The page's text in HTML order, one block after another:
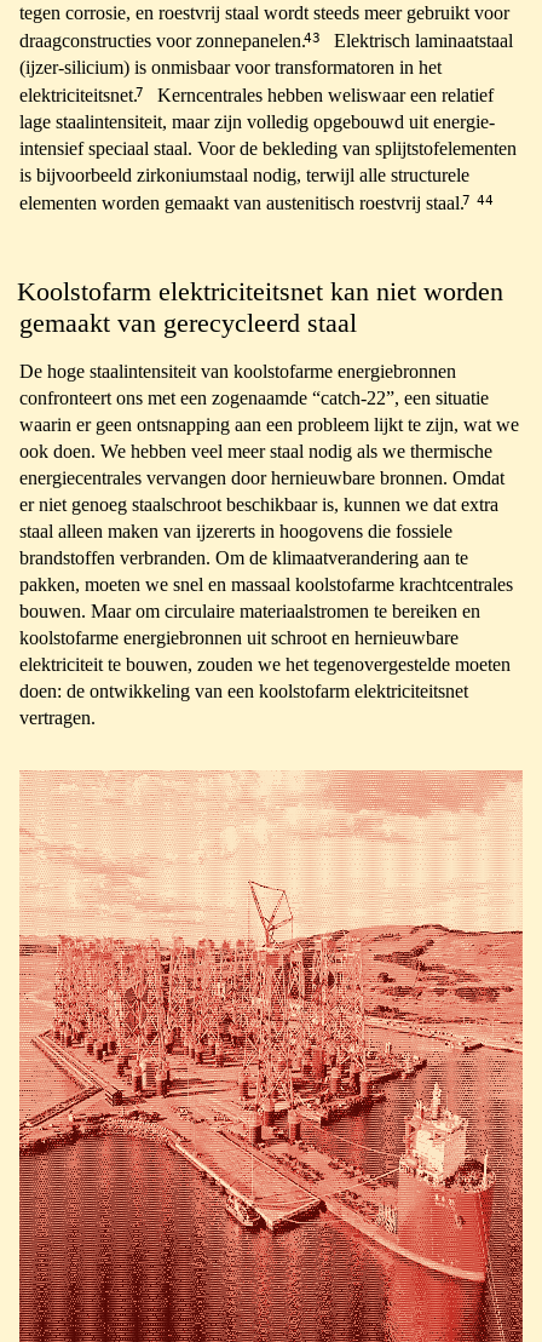
tegen corrosie, en roestvrij staal wordt steeds meer gebruikt voor
draagconstructies voor zonnepanelen.43
Elektrisch laminaatstaal
(ijzer-silicium) is onmisbaar voor transformatoren in het
elektriciteitsnet.7
Kerncentrales hebben weliswaar een relatief
lage staalintensiteit, maar zijn volledig opgebouwd uit energie-
intensief speciaal staal. Voor de bekleding van splijtstofelementen
is bijvoorbeeld zirkoniumstaal nodig, terwijl alle structurele
elementen worden gemaakt van austenitisch roestvrij staal.7 44
Koolstofarm elektriciteitsnet kan niet worden
gemaakt van gerecycleerd staal
De hoge staalintensiteit van koolstofarme energiebronnen
confronteert ons met een zogenaamde “catch-22”, een situatie
waarin er geen ontsnapping aan een probleem lijkt te zijn, wat we
ook doen. We hebben veel meer staal nodig als we thermische
energiecentrales vervangen door hernieuwbare bronnen. Omdat
er niet genoeg staalschroot beschikbaar is, kunnen we dat extra
staal alleen maken van ijzererts in hoogovens die fossiele
brandstoffen verbranden. Om de klimaatverandering aan te
pakken, moeten we snel en massaal koolstofarme krachtcentrales
bouwen. Maar om circulaire materiaalstromen te bereiken en
koolstofarme energiebronnen uit schroot en hernieuwbare
elektriciteit te bouwen, zouden we het tegenovergestelde moeten
doen: de ontwikkeling van een koolstofarm elektriciteitsnet
vertragen.